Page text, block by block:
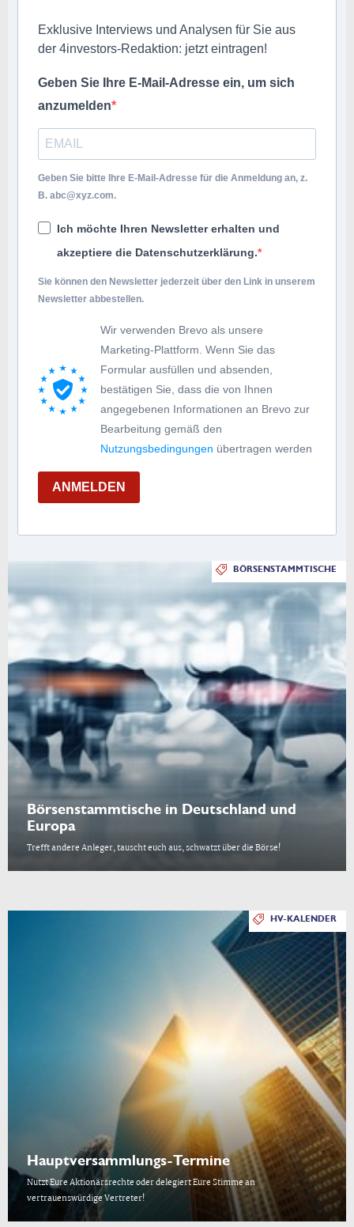
Exklusive Interviews und Analysen für Sie aus
der 4investors-Redaktion: jetzt eintragen!
Geben Sie Ihre E-Mail-Adresse ein, um sich
anzumelden
Geben Sie bitte Ihre E-Mail-Adresse für die Anmeldung an, z.
B. abc@xyz.com.
Ich möchte Ihren Newsletter erhalten und
akzeptiere die Datenschutzerklärung.
Sie können den Newsletter jederzeit über den Link in unserem
Newsletter abbestellen.
Wir verwenden Brevo als unsere
Marketing-Plattform. Wenn Sie das
Formular ausfüllen und absenden,
bestätigen Sie, dass die von Ihnen
angegebenen Informationen an Brevo zur
Bearbeitung gemäß den
Nutzungsbedingungen übertragen werden
ANMELDEN
BÖRSENSTAMMTISCHE
Börsenstammtische in Deutschland und
Europa
Trefft andere Anleger, tauscht euch aus, schwatzt über die Börse!
HV-KALENDER
Hauptversammlungs-Termine
Nutzt Eure Aktionärsrechte oder delegiert Eure Stimme an
vertrauenswürdige Vertreter!